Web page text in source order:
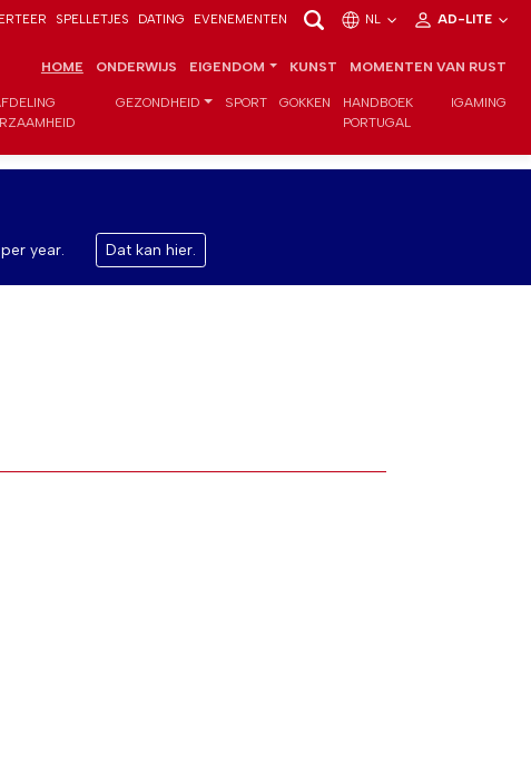
SPELLETJES DATING EVENEMENTEN NL AD-LITE
HOME ONDERWIJS EIGENDOM KUNST MOMENTEN VAN RUST
GEZONDHEID SPORT GOKKEN
HANDBOEK
PORTUGAL
IGAMING
year. Dat kan hier.